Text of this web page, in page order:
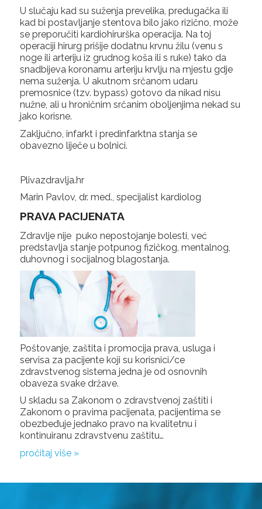
U slučaju kad su suženja prevelika, predugačka ili
kad bi postavljanje stentova bilo jako rizično, može
se preporučiti kardiohirurška operacija. Na toj
operaciji hirurg prišije dodatnu krvnu žilu (venu s
noge ili arteriju iz grudnog koša ili s ruke) tako da
snadbijeva koronarnu arteriju krvlju na mjestu gdje
nema suženja. U akutnom srčanom udaru
premosnice (tzv. bypass) gotovo da nikad nisu
nužne, ali u hroničnim srčanim oboljenjima nekad su
jako korisne.
Zaključno, infarkt i predinfarktna stanja se
obavezno liječe u bolnici.
Plivazdravlja.hr
Marin Pavlov, dr. med., specijalist kardiolog
PRAVA PACIJENATA
Zdravlje nije puko nepostojanje bolesti, već
predstavlja stanje potpunog fizičkog, mentalnog,
duhovnog i socijalnog blagostanja.
Poštovanje, zaštita i promocija prava, usluga i
servisa za pacijente koji su korisnici/ce
zdravstvenog sistema jedna je od osnovnih
obaveza svake države.
U skladu sa Zakonom o zdravstvenoj zaštiti i
Zakonom o pravima pacijenata, pacijentima se
obezbeđuje jednako pravo na kvalitetnu i
kontinuiranu zdravstvenu zaštitu…
pročitaj više »